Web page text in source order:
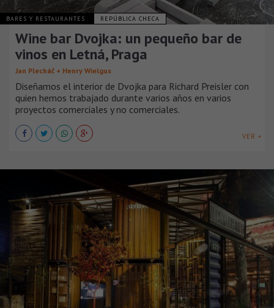
BARES Y RESTAURANTES REPÚBLICA CHECA
Wine bar Dvojka: un pequeño bar de
vinos en Letná, Praga
Jan Plecháč + Henry Wielgus
Diseñamos el interior de Dvojka para Richard Preisler con
quien hemos trabajado durante varios años en varios
proyectos comerciales y no comerciales.
VER +